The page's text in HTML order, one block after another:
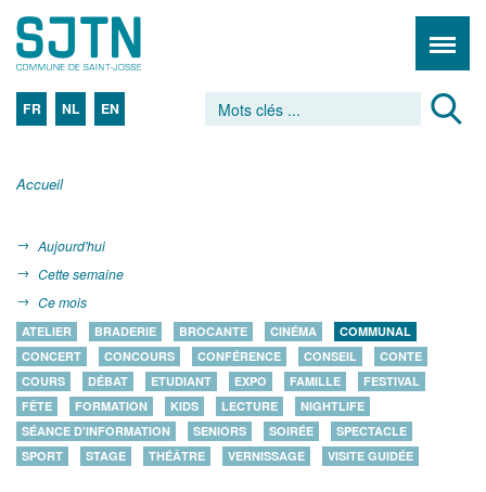
FR NL EN
Accueil
Aujourd'hui
Cette semaine
Ce mois
ATELIER BRADERIE BROCANTE CINÉMA
COMMUNAL
CONCERT
CONCOURS CONFÉRENCE CONSEIL
CONTE
COURS
DÉBAT ETUDIANT EXPO FAMILLE
FESTIVAL
FÊTE
FORMATION KIDS LECTURE
NIGHTLIFE
SÉANCE D'INFORMATION
SENIORS SOIRÉE
SPECTACLE
SPORT
STAGE THÉÂTRE VERNISSAGE VISITE GUIDÉE